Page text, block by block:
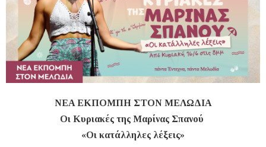
NEA EKΠΟΜΠΗ ΣΤΟΝ ΜΕΛΩΔΙΑ
Οι Κυριακές της Μαρίνας Σπανού
«Οι κατάλληλες λέξεις»